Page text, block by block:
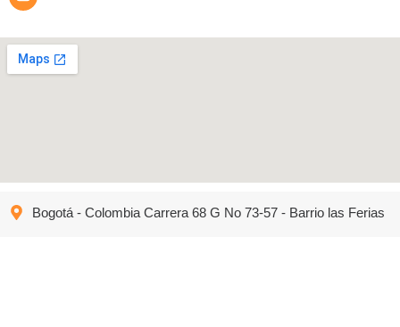
Bogotá - Colombia Carrera 68 G No 73-57 - Barrio las Ferias